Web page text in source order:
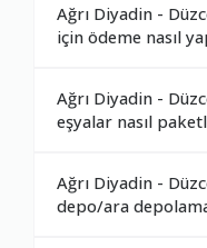
Ağrı Diyadin -
için ödeme nasıl
Ağrı Diyadin -
eşyalar nasıl
Ağrı Diyadin -
depo/ara